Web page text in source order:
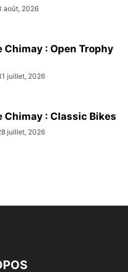
août, 2026
Chimay : Open Trophy
juillet, 2026
Chimay : Classic Bikes
juillet, 2026